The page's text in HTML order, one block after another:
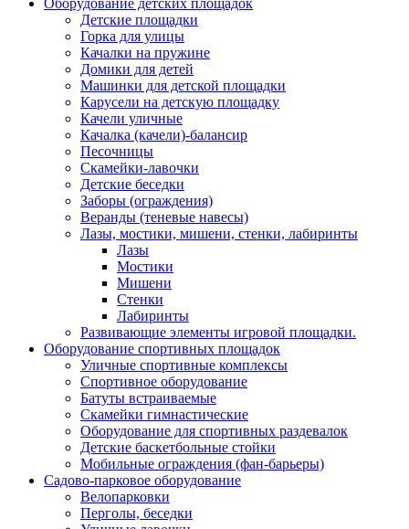
Оборудование детских площадок
Детские площадки
Горка для улицы
Качалки на пружине
Домики для детей
Машинки для детской площадки
Карусели на детскую площадку
Качели уличные
Качалка (качели)-балансир
Песочницы
Скамейки-лавочки
Детские беседки
Заборы (ограждения)
Веранды (теневые навесы)
Лазы, мостики, мишени, стенки, лабиринты
Лазы
Мостики
Мишени
Стенки
Лабиринты
Развивающие элементы игровой площадки.
Оборудование спортивных площадок
Уличные спортивные комплексы
Спортивное оборудование
Батуты встраиваемые
Скамейки гимнастические
Оборудование для спортивных раздевалок
Детские баскетбольные стойки
Мобильные ограждения (фан-барьеры)
Садово-парковое оборудование
Велопарковки
Перголы, беседки